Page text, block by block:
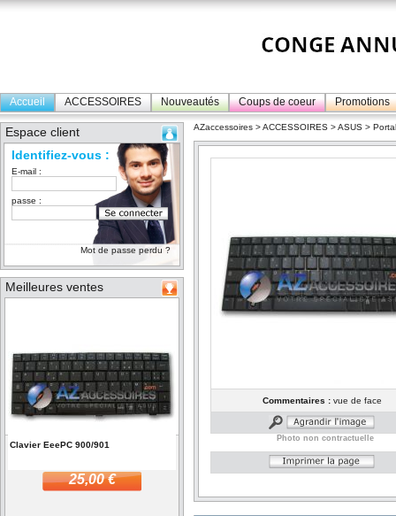
Accueil ACCESSOIRES Nouveautés Coups de coeur Promotions
Espace client
Identifiez-vous :
E-mail :
passe :
Mot de passe perdu ?
Meilleures ventes
Clavier EeePC 900/901
25,00 €
AZaccessoires >ACCESSOIRES >ASUS >
Commentaires :vue de face
Photo non contractuelle